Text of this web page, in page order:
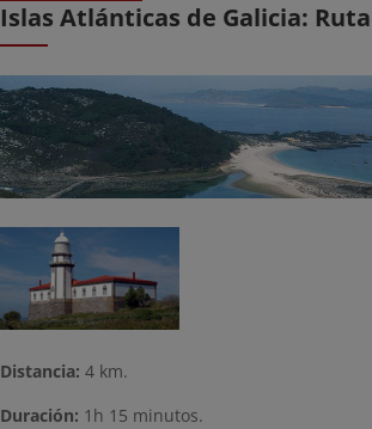
Islas Atlánticas de Galicia:
Distancia: 4 km.
Duración: 1h 15 minutos.